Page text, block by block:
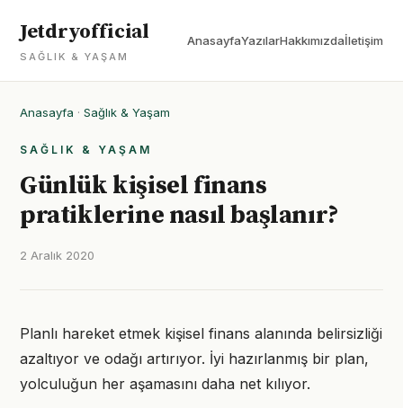
Jetdryofficial
SAĞLIK & YAŞAM
AnasayfaYazılarHakkımızdaİletişim
Anasayfa · Sağlık & Yaşam
SAĞLIK & YAŞAM
Günlük kişisel finans
pratiklerine nasıl başlanır?
2 Aralık 2020
Planlı hareket etmek kişisel finans alanında belirsizliği
azaltıyor ve odağı artırıyor. İyi hazırlanmış bir plan,
yolculuğun her aşamasını daha net kılıyor.